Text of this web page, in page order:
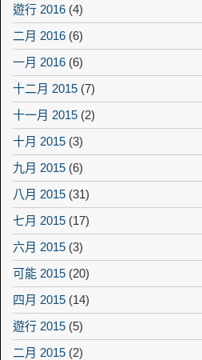
遊行 2016 (4)
二月 2016 (6)
一月 2016 (6)
十二月 2015 (7)
十一月 2015 (2)
十月 2015 (3)
九月 2015 (6)
八月 2015 (31)
七月 2015 (17)
六月 2015 (3)
可能 2015 (20)
四月 2015 (14)
遊行 2015 (5)
二月 2015 (2)